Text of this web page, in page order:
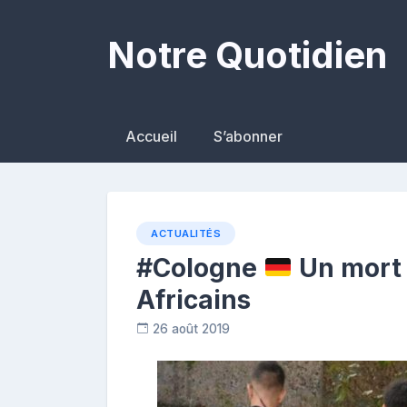
Notre Quotidien
Accueil S’abonner
ACTUALITÉS
#Cologne
Un mort
Africains
26 août 2019
e
p